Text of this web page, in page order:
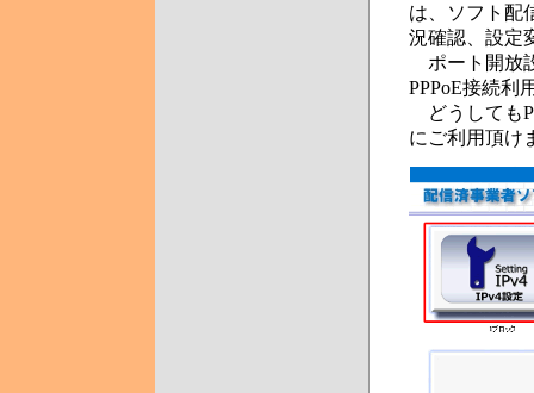
は、ソフト配
況確認、設定
ポート開放
PPPoE接続利
どうしても
にご利用頂け